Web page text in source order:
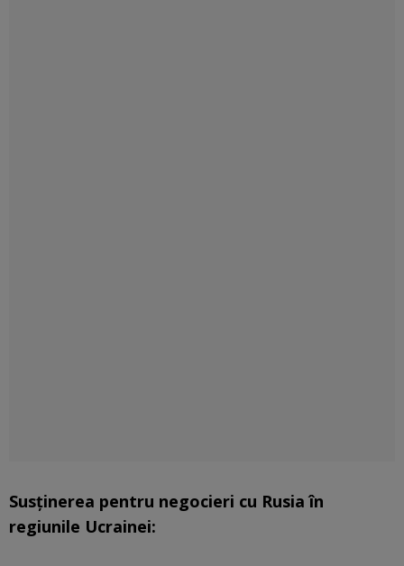
Susținerea pentru negocieri cu Rusia în
regiunile Ucrainei: